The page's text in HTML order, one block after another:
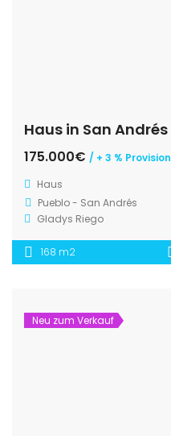
Haus in San Andrés
175.000€ / + 3 % Provision
Haus
Pueblo - San Andrés
Gladys Riego
168 m2
Neu zum Verkauf